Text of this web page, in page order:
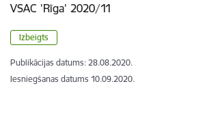
VSAC 'Rīga' 2020/11
Izbeigts
Publikācijas datums: 28.08.2020.
Iesniegšanas datums 10.09.2020.